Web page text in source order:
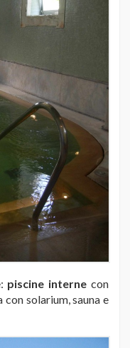
piscine interne con
solarium, sauna e